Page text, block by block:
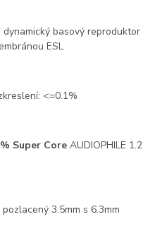
dynamický basový reproduktor
ESL
<=0.1%
Super Core AUDIOPHILE 1.2
3.5mm s 6.3mm